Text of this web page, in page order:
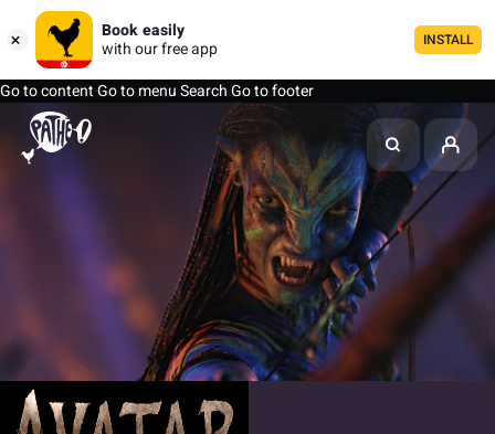
Book easily
with our free app
INSTALL
Go to contentGo to menuSearchGo to footer